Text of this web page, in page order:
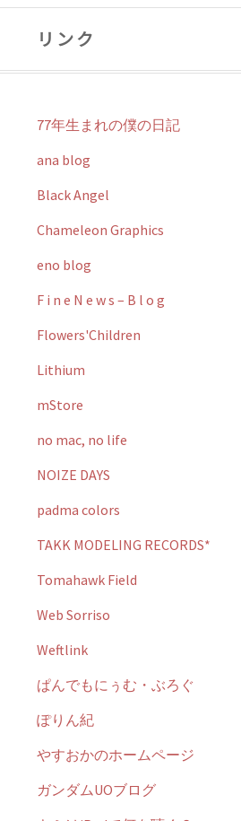
リンク
77年生まれの僕の日記
ana blog
Black Angel
Chameleon Graphics
eno blog
F i n e N e w s – B l o g
Flowers'Children
Lithium
mStore
no mac, no life
NOIZE DAYS
padma colors
TAKK MODELING RECORDS*
Tomahawk Field
Web Sorriso
Weftlink
ぱんでもにぅむ・ぶろぐ
ぽりん紀
やすおかのホームページ
ガンダムUOブログ